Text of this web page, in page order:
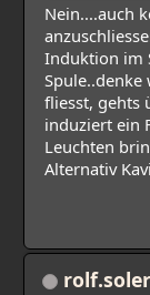
Nein....auch
Induktion im
Spule..denke
fliesst, gehts
induziert ein
Leuchten
Alternativ
rolf.soler